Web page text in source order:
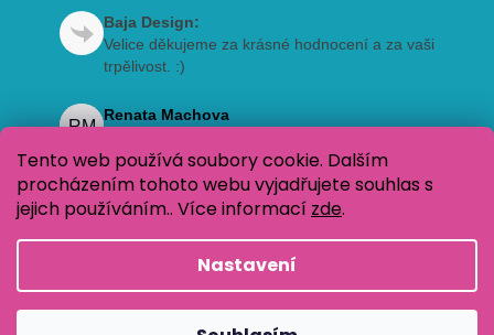
Tento web používá soubory cookie. Dalším
procházením tohoto webu vyjadřujete souhlas s
jejich používáním.. Více informací zde.
Nastavení
Copyright 2026Oblečení pro děti Baja Design. Všechna